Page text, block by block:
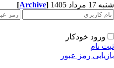
مرداد 1405 [Archive]
ورود خودکار
نام
رمز عبور